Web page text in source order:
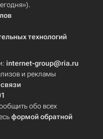
технологий
internet-group@ria.ru
и рекламы
обо всех
формой обратной